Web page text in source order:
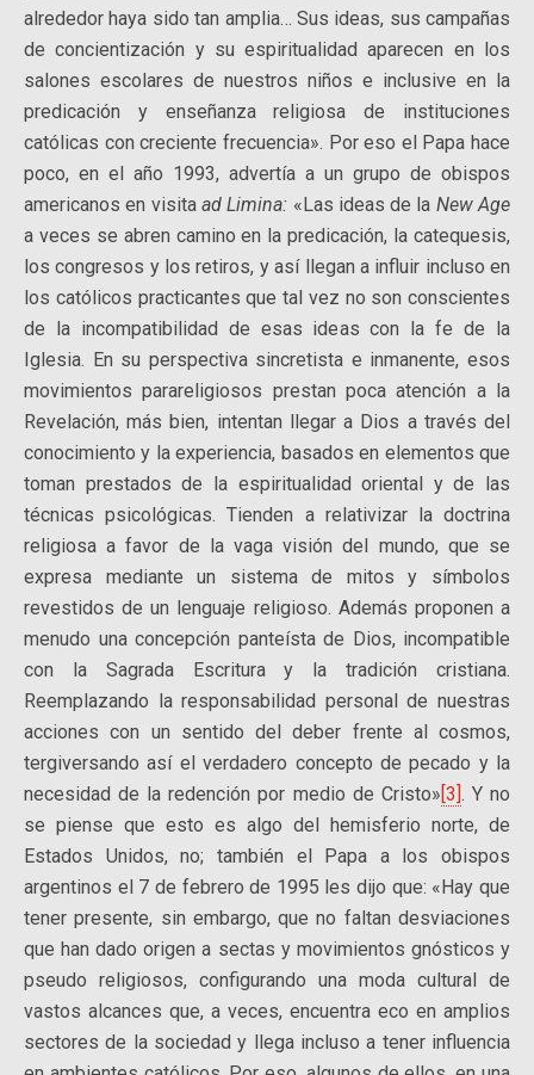
alrededor haya sido tan amplia… Sus ideas, sus campañas
de concientización y su espiritualidad aparecen en los
salones escolares de nuestros niños e inclusive en la
predicación y enseñanza religiosa de instituciones
católicas con creciente frecuencia». Por eso el Papa hace
poco, en el año 1993, advertía a un grupo de obispos
americanos en visita ad Limina: «Las ideas de la New Age
a veces se abren camino en la predicación, la catequesis,
los congresos y los retiros, y así llegan a influir incluso en
los católicos practicantes que tal vez no son conscientes
de la incompatibilidad de esas ideas con la fe de la
Iglesia. En su perspectiva sincretista e inmanente, esos
movimientos parareligiosos prestan poca atención a la
Revelación, más bien, intentan llegar a Dios a través del
conocimiento y la experiencia, basados en elementos que
toman prestados de la espiritualidad oriental y de las
técnicas psicológicas. Tienden a relativizar la doctrina
religiosa a favor de la vaga visión del mundo, que se
expresa mediante un sistema de mitos y símbolos
revestidos de un lenguaje religioso. Además proponen a
menudo una concepción panteísta de Dios, incompatible
con la Sagrada Escritura y la tradición cristiana.
Reemplazando la responsabilidad personal de nuestras
acciones con un sentido del deber frente al cosmos,
tergiversando así el verdadero concepto de pecado y la
necesidad de la redención por medio de Cristo»[3]. Y no
se piense que esto es algo del hemisferio norte, de
Estados Unidos, no; también el Papa a los obispos
argentinos el 7 de febrero de 1995 les dijo que: «Hay que
tener presente, sin embargo, que no faltan desviaciones
que han dado origen a sectas y movimientos gnósticos y
pseudo religiosos, configurando una moda cultural de
vastos alcances que, a veces, encuentra eco en amplios
sectores de la sociedad y llega incluso a tener influencia